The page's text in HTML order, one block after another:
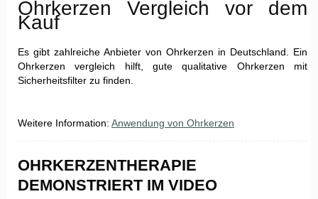
Ohrkerzen Vergleich vor dem
Kauf
Es gibt zahlreiche Anbieter von Ohrkerzen in Deutschland. Ein
Ohrkerzen vergleich hilft, gute qualitative Ohrkerzen mit
Sicherheitsfilter zu finden.
Weitere Information: Anwendung von Ohrkerzen
OHRKERZENTHERAPIE
DEMONSTRIERT IM VIDEO